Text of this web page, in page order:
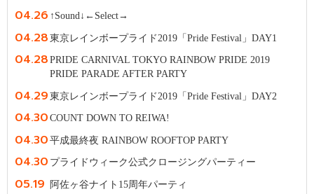
04.26 ↑Sound↓←Select→
04.28東京レインボープライド2019「Pride Festival」DAY1
04.28PRIDE CARNIVAL TOKYO RAINBOW PRIDE 2019
PRIDE PARADE AFTER PARTY
04.29東京レインボープライド2019「Pride Festival」DAY2
04.30COUNT DOWN TO REIWA!
04.30平成最終夜 RAINBOW ROOFTOP PARTY
04.30 プライドウィーク公式クロージングパーティー
05.19 阿佐ヶ谷ナイト15周年パーティ